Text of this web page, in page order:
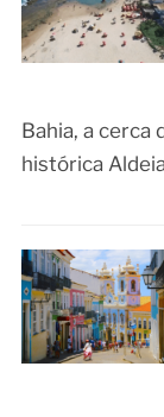
Bahia, a cerca
histórica